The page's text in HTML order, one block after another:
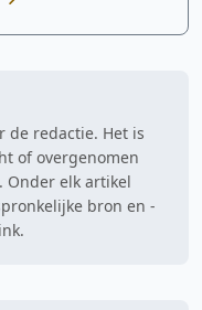
de redactie. Het is
of overgenomen
Onder elk artikel
bron en -